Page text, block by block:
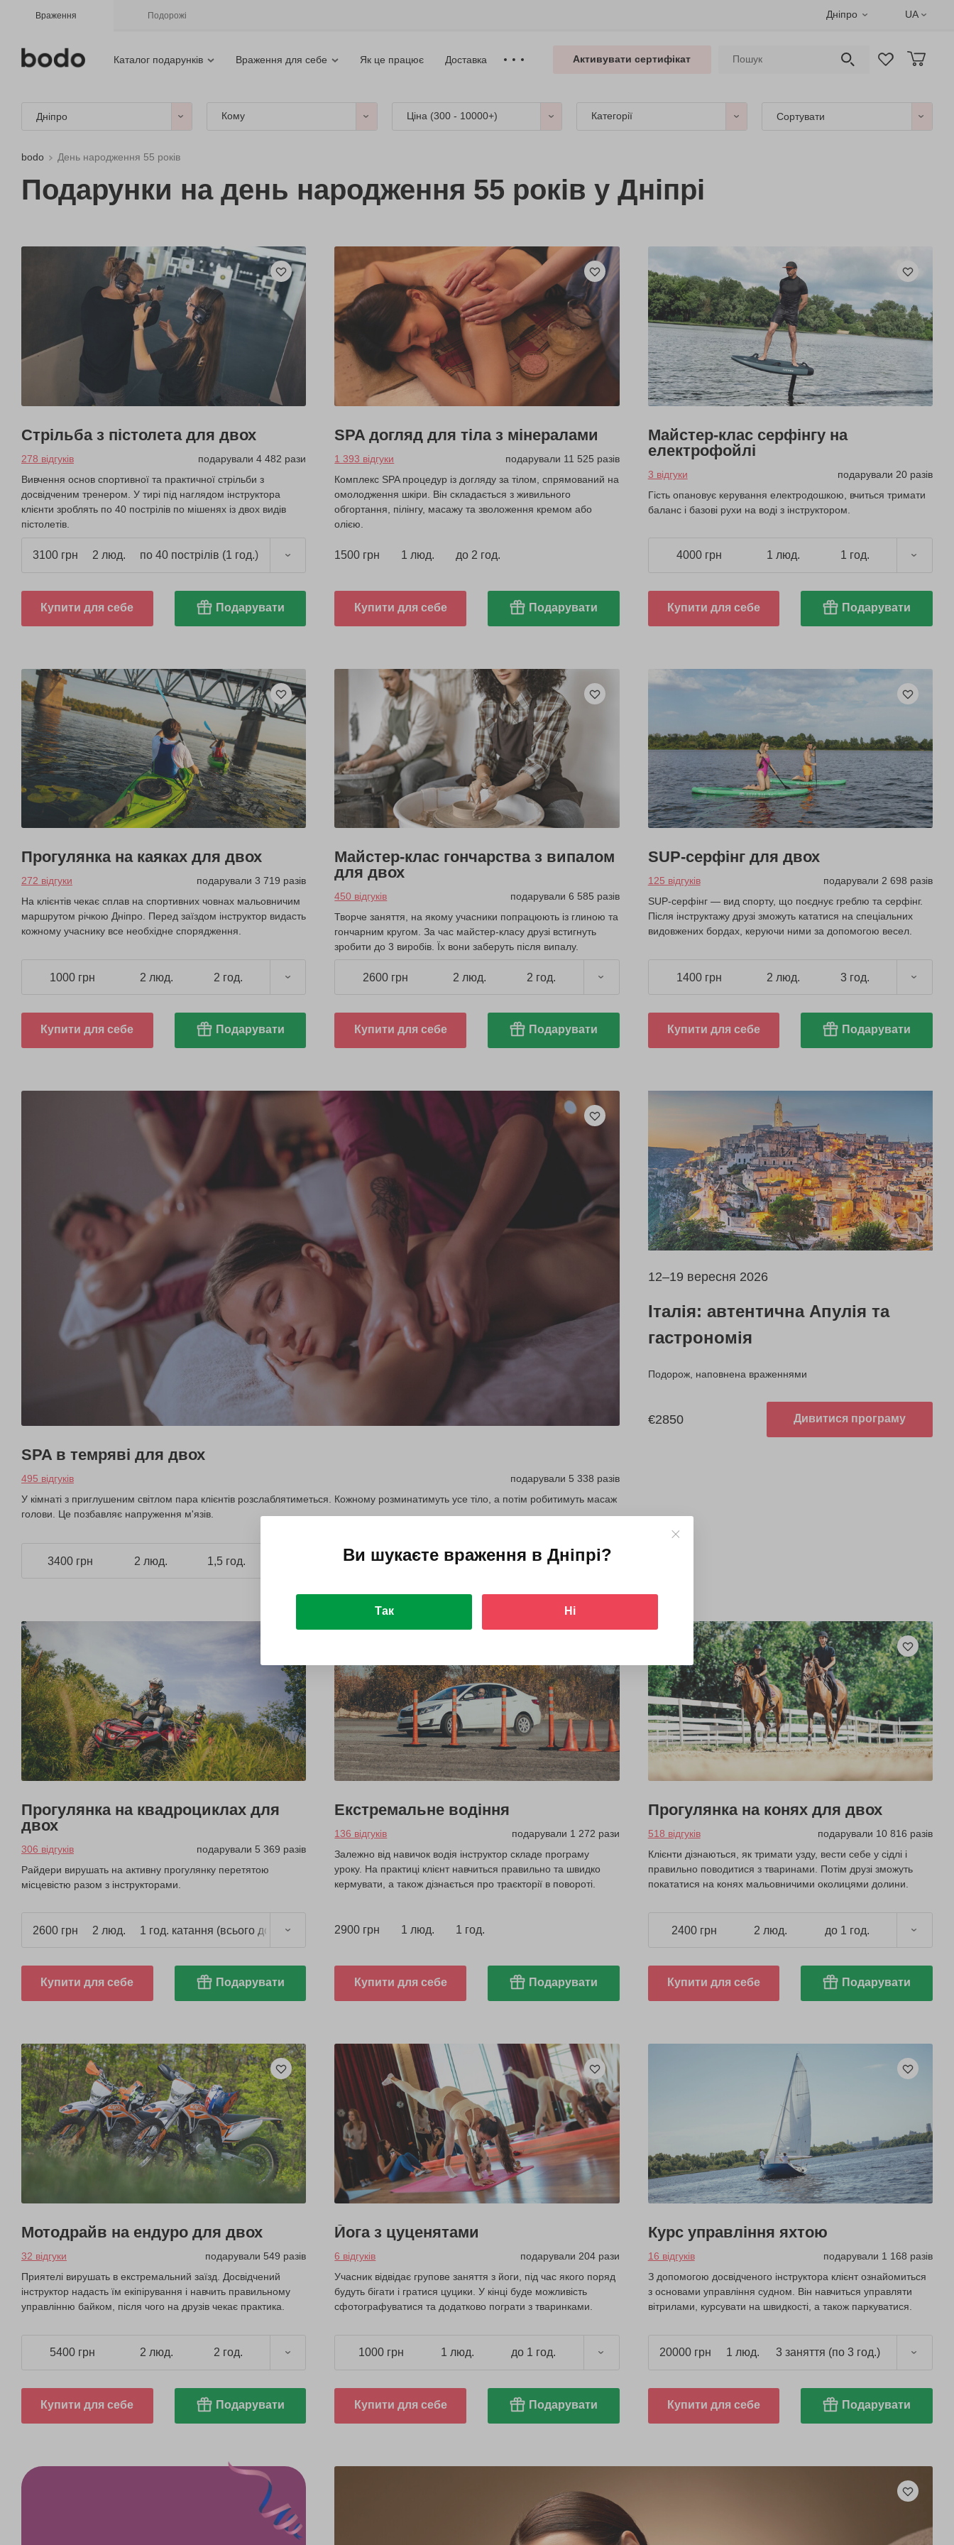
Враження Подорожі Дніпро UA
Каталог подарунків Враження для себе Як це працює Доставка Активувати сертифікат
Дніпро Кому Ціна (300 - 10000+) Категорії Сортувати
bodo День народження 55 років
Подарунки на день народження 55 років у Дніпрі
Стрільба з пістолета для двох
278 відгуків
подарували 4 482 рази
Вивчення основ спортивної та практичної стрільби з
досвідченим тренером. У тирі під наглядом інструктора
клієнти зроблять по 40 пострілів по мішенях із двох видів
пістолетів.
3100 грн 2 люд. по 40 пострілів (1 год.)
Купити для себе Подарувати
SPA догляд для тіла з мінералами
1 393 відгуки
подарували 11 525 разів
Комплекс SPA процедур із догляду за тілом, спрямований на
омолодження шкіри. Він складається з живильного
обгортання, пілінгу, масажу та зволоження кремом або
олією.
1500 грн 1 люд. до 2 год.
Купити для себе Подарувати
Майстер-клас серфінгу на
електрофойлі
3 відгуки
подарували 20 разів
Гість опановує керування електродошкою, вчиться тримати
баланс і базові рухи на воді з інструктором.
4000 грн 1 люд. 1 год.
Купити для себе Подарувати
Прогулянка на каяках для двох
272 відгуки
подарували 3 719 разів
На клієнтів чекає сплав на спортивних човнах мальовничим
маршрутом річкою Дніпро. Перед заїздом інструктор видасть
кожному учаснику все необхідне спорядження.
1000 грн 2 люд. 2 год.
Купити для себе Подарувати
Майстер-клас гончарства з випалом
для двох
450 відгуків
подарували 6 585 разів
Творче заняття, на якому учасники попрацюють із глиною та
гончарним кругом. За час майстер-класу друзі встигнуть
зробити до 3 виробів. Їх вони заберуть після випалу.
2600 грн 2 люд. 2 год.
Купити для себе Подарувати
SUP-серфінг для двох
125 відгуків
подарували 2 698 разів
SUP-серфінг — вид спорту, що поєднує греблю та серфінг.
Після інструктажу друзі зможуть кататися на спеціальних
видовжених бордах, керуючи ними за допомогою весел.
1400 грн 2 люд. 3 год.
Купити для себе Подарувати
SPA в темряві для двох
495 відгуків
подарували 5 338 разів
У кімнаті з приглушеним світлом пара клієнтів розслаблятиметься. Кожному розминатимуть усе тіло, а потім робитимуть масаж
голови. Це позбавляє напруження м'язів.
3400 грн 2 люд. 1,5 год. Купити для себе Подарувати
12–19 вересня 2026
Італія: автентична Апулія та
гастрономія
Подорож, наповнена враженнями
€2850 Дивитися програму
Прогулянка на квадроциклах для
двох
306 відгуків
подарували 5 369 разів
Райдери вирушать на активну прогулянку перетятою
місцевістю разом з інструкторами.
2600 грн 2 люд. 1 год. катання (всього до 1,5 год.)
Купити для себе Подарувати
Екстремальне водіння
136 відгуків
подарували 1 272 рази
Залежно від навичок водія інструктор складе програму
уроку. На практиці клієнт навчиться правильно та швидко
кермувати, а також дізнається про траєкторії в повороті.
2900 грн 1 люд. 1 год.
Купити для себе Подарувати
Прогулянка на конях для двох
518 відгуків
подарували 10 816 разів
Клієнти дізнаються, як тримати узду, вести себе у сідлі і
правильно поводитися з тваринами. Потім друзі зможуть
покататися на конях мальовничими околицями долини.
2400 грн 2 люд. до 1 год.
Купити для себе Подарувати
Мотодрайв на ендуро для двох
32 відгуки
подарували 549 разів
Приятелі вирушать в екстремальний заїзд. Досвідчений
інструктор надасть їм екіпірування і навчить правильному
управлінню байком, після чого на друзів чекає практика.
5400 грн 2 люд. 2 год.
Купити для себе Подарувати
Йога з цуценятами
6 відгуків
подарували 204 рази
Учасник відвідає групове заняття з йоги, під час якого поряд
будуть бігати і гратися цуцики. У кінці буде можливість
сфотографуватися та додатково пограти з тваринками.
1000 грн 1 люд. до 1 год.
Купити для себе Подарувати
Курс управління яхтою
16 відгуків
подарували 1 168 разів
З допомогою досвідченого інструктора клієнт ознайомиться
з основами управління судном. Він навчиться управляти
вітрилами, курсувати на швидкості, а також паркуватися.
20000 грн 1 люд. 3 заняття (по 3 год.)
Купити для себе Подарувати
Ви шукаєте враження в Дніпрі?
Так Ні